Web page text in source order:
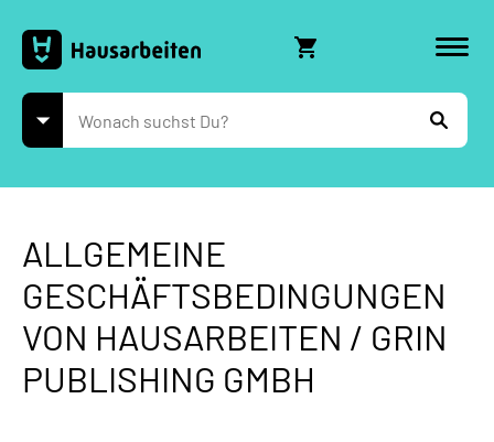
Shop
ALLGEMEINE
GESCHÄFTSBEDINGUNGEN
VON HAUSARBEITEN / GRIN
PUBLISHING GMBH